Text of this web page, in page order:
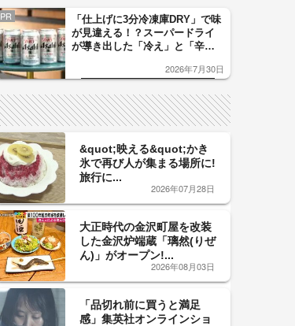
PR
「仕上げに3分冷凍庫DRY」で味
が見違える！？スーパードライ
が導き出した「冷え」と「辛
した「辛口カーブ」が飲み頃の
2026年7月30日
&quot;映える&quot;かき
氷で再び人が集まる場所に!
旅行に...
2026年07月28日
大正時代の金沢町屋を改装
した金沢炉端蔵「璃然(りぜ
ん)」がオープン!...
2026年08月03日
「品切れ前に買うと満足
感」集英社オンラインショ